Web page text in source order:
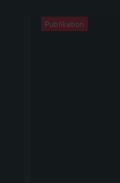
Publikation
Publikation
Publikation
Publikation
Publikation
Publikation